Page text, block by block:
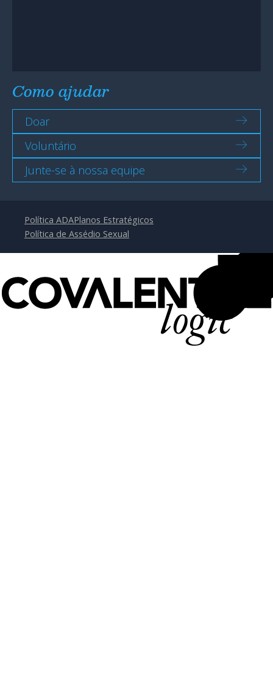
Como ajudar
Doar
Voluntário
Junte-se à nossa equipe
Política ADAPlanos Estratégicos
Política de Assédio Sexual